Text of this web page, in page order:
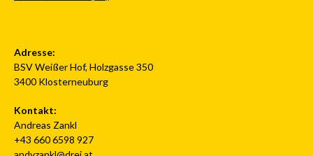
Adresse:
BSV Weißer Hof, Holzgasse 350
3400 Klosterneuburg
Kontakt:
Andreas Zankl
+43 660 6598 927